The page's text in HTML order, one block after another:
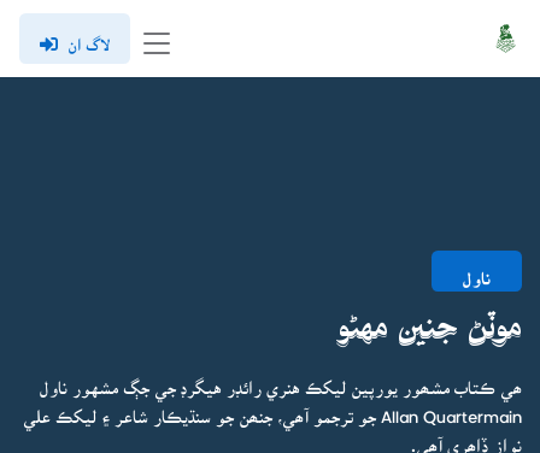
لاگ ان
ناول
موٽڻ جنين مهڻو
ھي ڪتاب مشھور يورپين ليکڪ هنري رائڊر هيگرڊ جي جڳ مشهور ناول
Allan Quartermain جو ترجمو آھي، جنھن جو سنڌيڪار شاعر ۽ ليکڪ علي
نواز ڏاھري آھي.